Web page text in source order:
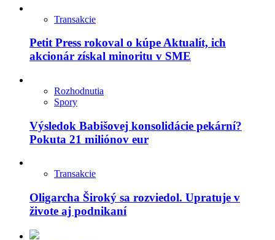
Transakcie
Petit Press rokoval o kúpe Aktualít, ich
akcionár získal minoritu v SME
Rozhodnutia
Spory
Výsledok Babišovej konsolidácie pekární?
Pokuta 21 miliónov eur
Transakcie
Oligarcha Široký sa rozviedol. Upratuje v
živote aj podnikaní